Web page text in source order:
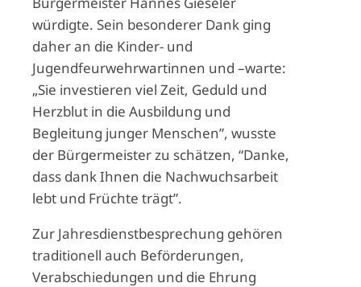
würdigte. Sein besonderer Dank ging
daher an die Kinder- und
Jugendfeurwehrwartinnen und –warte:
„Sie investieren viel Zeit, Geduld und
Herzblut in die Ausbildung und
Begleitung junger Menschen”, wusste
der Bürgermeister zu schätzen, “Danke,
dass dank Ihnen die Nachwuchsarbeit
lebt und Früchte trägt”.
Zur Jahresdienstbesprechung gehören
traditionell auch Beförderungen,
Verabschiedungen und die Ehrung